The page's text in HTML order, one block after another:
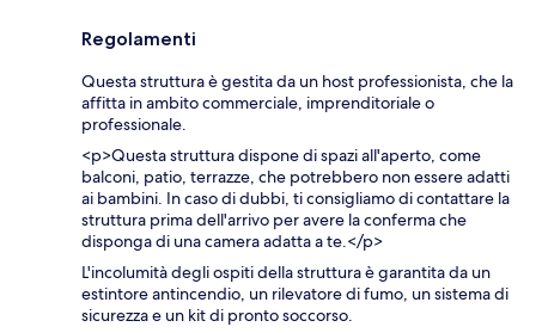
Regolamenti
Questa struttura è gestita da un host professionista, che la
affitta in ambito commerciale, imprenditoriale o
professionale.
<p>Questa struttura dispone di spazi all'aperto, come
balconi, patio, terrazze, che potrebbero non essere adatti
ai bambini. In caso di dubbi, ti consigliamo di contattare la
struttura prima dell'arrivo per avere la conferma che
disponga di una camera adatta a te.</p>
L'incolumità degli ospiti della struttura è garantita da un
estintore antincendio, un rilevatore di fumo, un sistema di
sicurezza e un kit di pronto soccorso.